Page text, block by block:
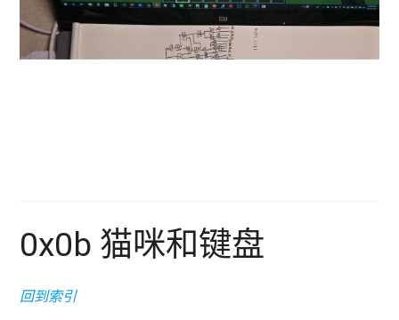
0x0b 猫咪和键盘
回到索引